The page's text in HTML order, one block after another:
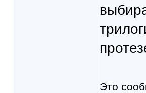
Это